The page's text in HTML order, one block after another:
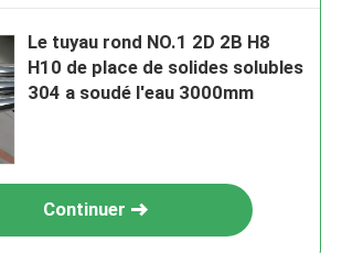
Le tuyau rond NO.1 2D 2B H8
H10 de place de solides solubles
304 a soudé l'eau 3000mm
Continuer